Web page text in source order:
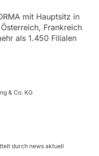
mit Hauptsitz in
Frankreich
als 1.450 Filialen
& Co. KG
durch news aktuell